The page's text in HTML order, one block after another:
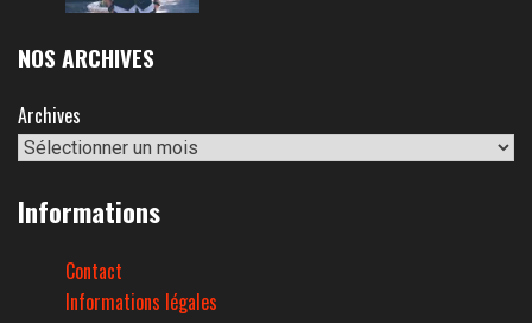
NOS ARCHIVES
Archives
Informations
Contact
Informations légales